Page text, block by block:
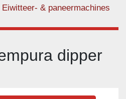
Eiwitteer- & paneermachines
dipper